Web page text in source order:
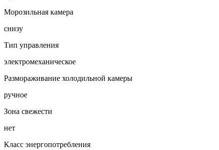
Морозильная камера
снизу
Тип управления
электромеханическое
Размораживание холодильной камеры
ручное
Зона свежести
нет
Класс энергопотребления